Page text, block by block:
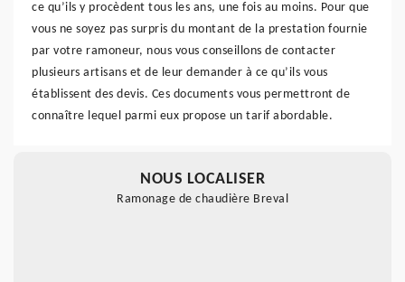
ce qu’ils y procèdent tous les ans, une fois au moins. Pour que
vous ne soyez pas surpris du montant de la prestation fournie
par votre ramoneur, nous vous conseillons de contacter
plusieurs artisans et de leur demander à ce qu’ils vous
établissent des devis. Ces documents vous permettront de
connaître lequel parmi eux propose un tarif abordable.
NOUS LOCALISER
Ramonage de chaudière Breval